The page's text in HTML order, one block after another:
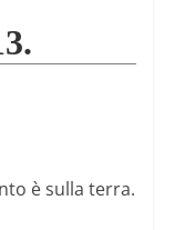
è sulla terra.